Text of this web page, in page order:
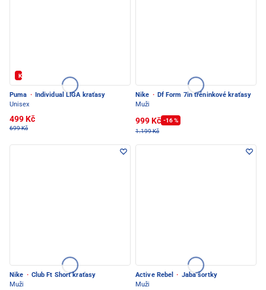
Kód: FOTBAL20
Puma ·
Individual LIGA kraťasy
Unisex
499 Kč
699 Kč
Nike · Df Form 7in tréninkové kraťasy
Muži
999 Kč -16 %
1.199 Kč
Nike · Club Ft Short kraťasy
Muži
Active Rebel · Jaba šortky
Muži